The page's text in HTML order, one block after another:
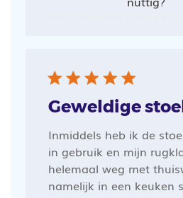
Geweldige
Inmiddels heb ik de
in gebruik en mijn
helemaal weg met
namelijk in een keuken